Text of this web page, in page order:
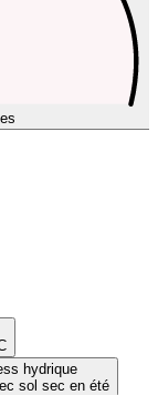
hydrique
sol sec en été